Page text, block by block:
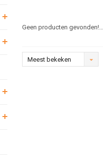
Geen producten gevonden!...
Meest bekeken